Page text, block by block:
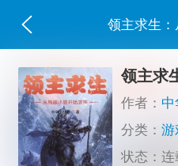
作者： 中
分类：游
状态：连